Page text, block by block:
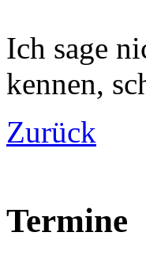
Ich sage
kennen,
Zurück
Termine